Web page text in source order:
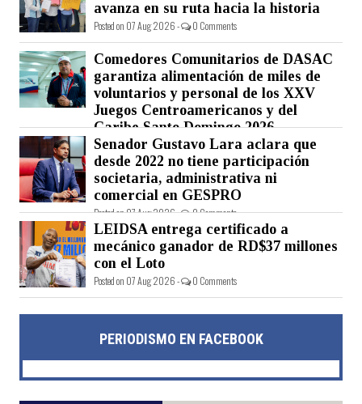
avanza en su ruta hacia la historia
Posted on 07 Aug 2026 - 0 Comments
Comedores Comunitarios de DASAC
garantiza alimentación de miles de
voluntarios y personal de los XXV
Juegos Centroamericanos y del
Caribe Santo Domingo 2026
Posted on 07 Aug 2026 - 0 Comments
Senador Gustavo Lara aclara que
desde 2022 no tiene participación
societaria, administrativa ni
comercial en GESPRO
Posted on 07 Aug 2026 - 0 Comments
LEIDSA entrega certificado a
mecánico ganador de RD$37 millones
con el Loto
Posted on 07 Aug 2026 - 0 Comments
PERIODISMO EN FACEBOOK